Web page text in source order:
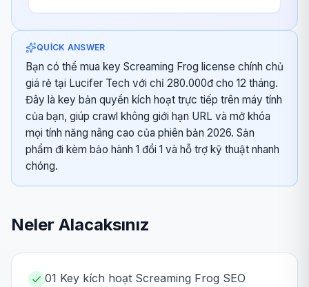
QUICK ANSWER
Bạn có thể mua key Screaming Frog license chính chủ
giá rẻ tại Lucifer Tech với chỉ 280.000đ cho 12 tháng.
Đây là key bản quyền kích hoạt trực tiếp trên máy tính
của bạn, giúp crawl không giới hạn URL và mở khóa
mọi tính năng nâng cao của phiên bản 2026. Sản
phẩm đi kèm bảo hành 1 đổi 1 và hỗ trợ kỹ thuật nhanh
chóng.
Neler Alacaksınız
01 Key kích hoạt Screaming Frog SEO